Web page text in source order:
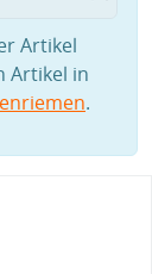
Artikel
Artikel in
.